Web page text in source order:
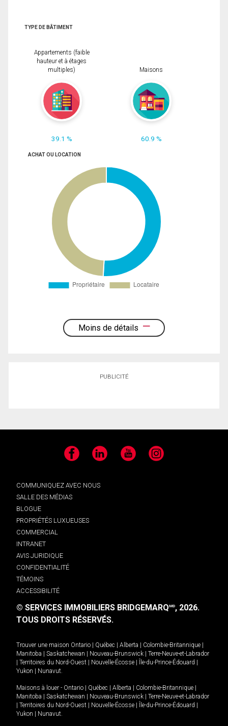
TYPE DE BÂTIMENT
Appartements (faible
hauteur et à étages
multiples)
39.1 %
Maisons
60.9 %
ACHAT OU LOCATION
Moins de détails
PUBLICITÉ
Facebook LinkedIn YouTube Instagram
COMMUNIQUEZ AVEC NOUS
SALLE DES MÉDIAS
BLOGUE
PROPRIÉTÉS LUXUEUSES
COMMERCIAL
INTRANET
AVIS JURIDIQUE
CONFIDENTIALITÉ
TÉMOINS
ACCESSIBILITÉ
© SERVICES IMMOBILIERS BRIDGEMARQMD, 2026.
TOUS DROITS RÉSERVÉS.
Trouver une maison Ontario Québec Alberta Colombie-Britannique
Manitoba
Saskatchewan Nouveau-Brunswick
Terre-Neuve-et-Labrador
Territoires du Nord-Ouest Nouvelle-Écosse Île-du-Prince-Édouard
Yukon
Nunavut.
Maisons à louer - Ontario Québec Alberta Colombie-Britannique
Manitoba
Saskatchewan Nouveau-Brunswick
Terre-Neuve-et-Labrador
Territoires du Nord-Ouest Nouvelle-Écosse Île-du-Prince-Édouard
Yukon
Nunavut.